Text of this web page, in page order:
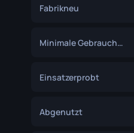
Hydra Handschuhe
Sporthandschuhe
Fabrikneu
Minimale Gebrauchsspuren
Einsatzerprobt
Abgenutzt